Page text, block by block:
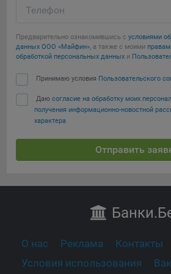
Телефон
Предварительно ознакомившись с условиями
данных ООО «Майфин», а также с моими
обработкой персональных данных и
Принимаю условия Пользовательского
Даю согласие на обработку моих
получения информационно-новостной
характера
Отправить
Банки
О нас Реклама
Контакты
Условия использования